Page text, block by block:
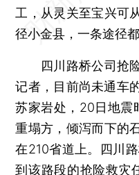
工，从灵关至宝兴可
径小金县，一条途径都
四川路桥公司抢险
记者，目前尚未通车
苏家岩处，20日地震
重塌方，倾泻而下的
在210省道上。四川
到该路段的抢险救灾